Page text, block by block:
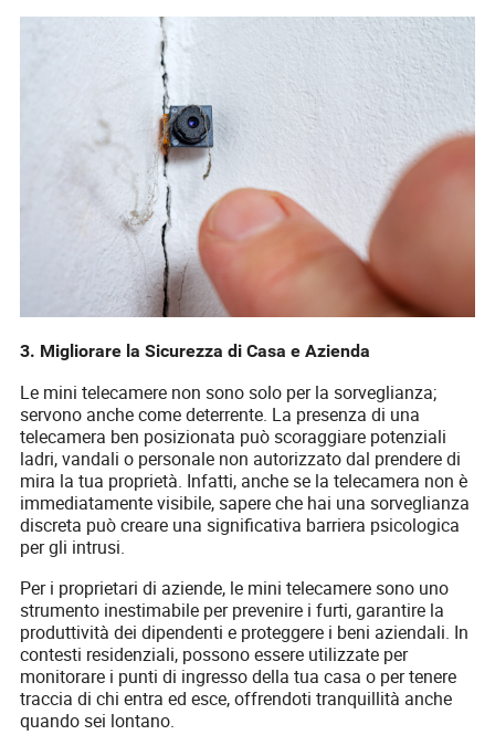
3. Migliorare la Sicurezza di Casa e Azienda
Le mini telecamere non sono solo per la sorveglianza;
servono anche come deterrente. La presenza di una
telecamera ben posizionata può scoraggiare potenziali
ladri, vandali o personale non autorizzato dal prendere di
mira la tua proprietà. Infatti, anche se la telecamera non è
immediatamente visibile, sapere che hai una sorveglianza
discreta può creare una significativa barriera psicologica
per gli intrusi.
Per i proprietari di aziende, le mini telecamere sono uno
strumento inestimabile per prevenire i furti, garantire la
produttività dei dipendenti e proteggere i beni aziendali. In
contesti residenziali, possono essere utilizzate per
monitorare i punti di ingresso della tua casa o per tenere
traccia di chi entra ed esce, offrendoti tranquillità anche
quando sei lontano.